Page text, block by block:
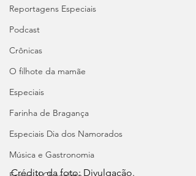
Reportagens Especiais
Podcast
Crônicas
O filhote da mamãe
Especiais
Farinha de Bragança
Especiais Dia dos Namorados
Música e Gastronomia
Crédito da foto: Divulgação.